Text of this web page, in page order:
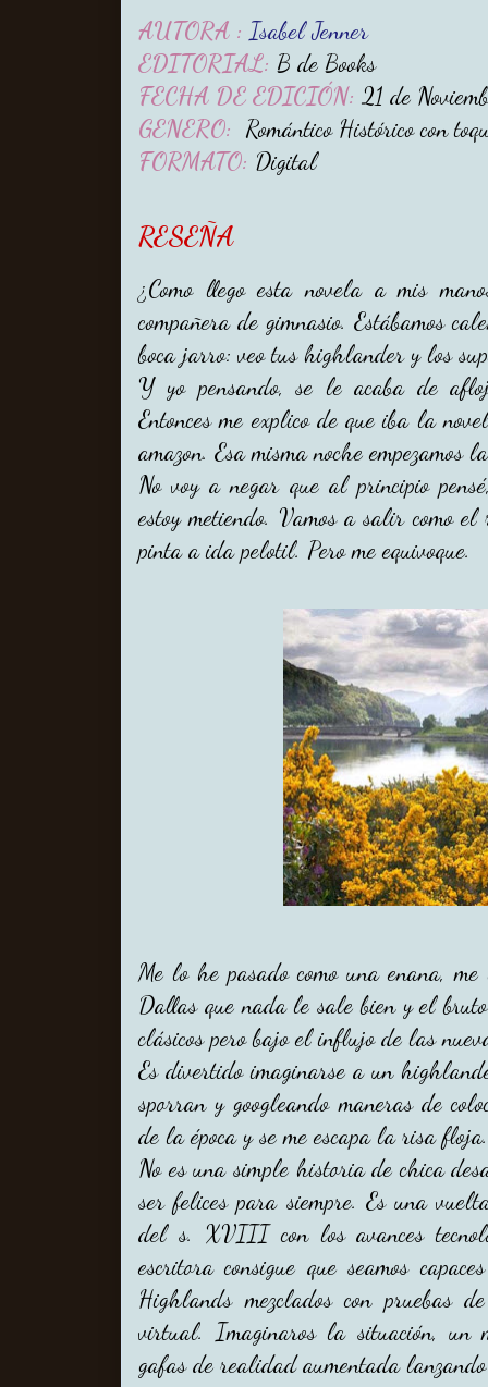
AUTORA : Isabel Jenner
EDITORIAL: B de Books
FECHA DE EDICIÓN: 21 de
GENERO: Romántico Histórico con
FORMATO: Digital
RESEÑA
¿Como llego esta novela a mis
compañera de gimnasio. Estábamos
boca jarro: veo tus highlander y los
Y yo pensando, se le acaba de
Entonces me explico de que iba la
amazon. Esa misma noche empezamos
No voy a negar que al principio
estoy metiendo. Vamos a salir como
pinta a ida pelotil. Pero me equivoque.
Me lo he pasado como una enana,
Dallas que nada le sale bien y el
clásicos pero bajo el influjo de las
Es divertido imaginarse a un
sporran y googleando maneras de
de la época y se me escapa la risa floja.
No es una simple historia de chica
ser felices para siempre. Es una
del s. XVIII con los avances
escritora consigue que seamos
Highlands mezclados con pruebas
virtual. Imaginaros la situación, un
gafas de realidad aumentada